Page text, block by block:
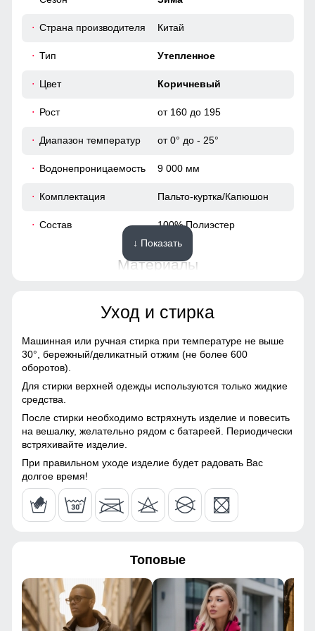
Страна производителя Китай
Тип Утепленное
Цвет Коричневый
Рост от 160 до 195
Диапазон температур от 0° до - 25°
Водонепроницаемость 9 000 мм
Комплектация Пальто-куртка/Капюшон
Состав 100% Полиэстер
Материалы
Натуральные материалы,
Полиэстер, Плащевка,
Экологичные материалы
Материал подкладки
капюшона
Материал наполнителя
Особенность ткани
ткань
Утеплитель гр от 540 до 740
Конструктивные особенности
↓ Показать
Уход и стирка
Машинная или ручная стирка при температуре не выше
30°, бережный/деликатный отжим (не более 600
оборотов).
Для стирки верхней одежды используются только жидкие
средства.
После стирки необходимо встряхнуть изделие и повесить
на вешалку, желательно рядом с батареей. Периодически
встряхивайте изделие.
При правильном уходе изделие будет радовать Вас
долгое время!
Топовые